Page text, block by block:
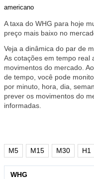
americano
A taxa do WHG para hoje
preço mais baixo no
Veja a dinâmica do par de
As cotações em tempo real
movimentos do mercado.
de tempo, você pode
por minuto, hora, dia,
prever os movimentos do
informadas.
M5 M15 M30 H1
WHG